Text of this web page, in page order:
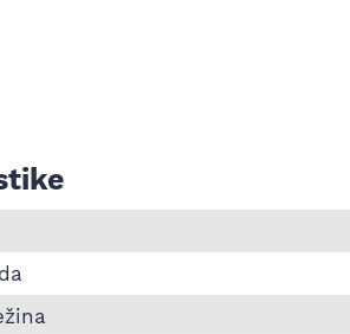
ulje Mobil New Life 0W40 4L